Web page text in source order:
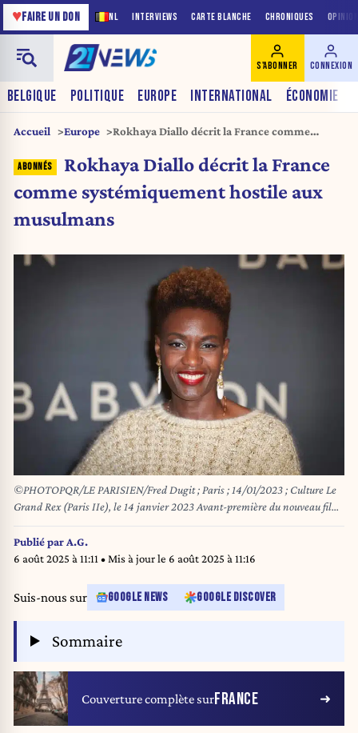
NL INTERVIEWS CARTE BLANCHE CHRONIQUES
♥FAIRE UN DON
BELGIQUE POLITIQUE EUROPE INTERNATIONAL ÉCONOMIE
S'ABONNER CONNEXION
Accueil Europe
Rokhaya Diallo décrit la France comme
Rokhaya Diallo décrit la France
comme systémiquement hostile aux
musulmans
©PHOTOPQR/LE PARISIEN/Fred Dugit ; Paris ; 14/01/2023 ; Culture Le
Grand Rex (Paris IIe), le 14 janvier 2023 Avant-première du nouveau film
du réalisateur oscarisé Damien Chazelle : "BABYLON" avec Brad Pitt Ici
Rokaya Diallo Photo LP / Fred Dugit *** Local Caption *** Rokaya Diallo
Publié par A.G.
6 août 2025 à 11:11 • Mis à jour le 6 août 2025 à 11:16
Suis-nous sur GOOGLE NEWS GOOGLE DISCOVER
Sommaire
Couverture complète surFRANCE